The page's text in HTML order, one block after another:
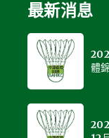
最新消息
體